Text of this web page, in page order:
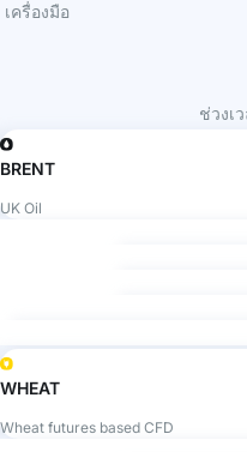
เครื่องมือ
ช่วงเ
BRENT
UK Oil
WHEAT
Wheat futures based CFD